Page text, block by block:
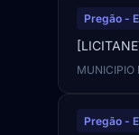
Pregão -
MUNICIPIO
Pregão -